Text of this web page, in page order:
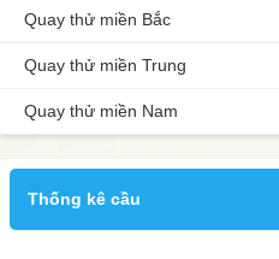
Quay thử miền Bắc
Quay thử miền Trung
Quay thử miền Nam
Thống kê cầu